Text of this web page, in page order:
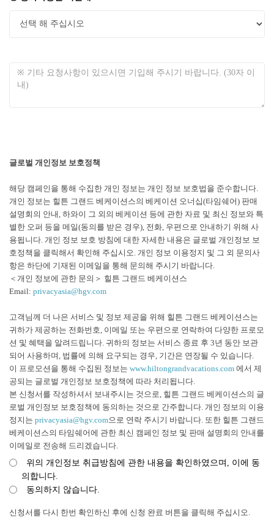
글로벌 개인정보 보호정책
해당 캠페인을 통해 수집한 개인 정보는 개인 정보 보호법을 준수합니다.
개인 정보는 힐튼 그랜드 베케이션스의 베케이션 오너십(타임쉐어) 판매
설명회의 안내, 하와이 그 외의 베케이션 등에 관한 자료 및 최신 정보와 특
별한 오퍼 등을 메일(동의를 받은 경우), 전화, 우편으로 안내하기 위해 사
용됩니다. 개인 정보 보호 방침에 대한 자세한 내용은 글로벌 개인정보 보
호정책을 클릭해서 확인해 주십시오. 개인 정보 이용정지 및 그 외 문의사
항은 하단에 기재된 이메일을 통해 문의해 주시기 바랍니다.
＜개인 정보에 관한 문의＞ 힐튼 그랜드 베케이션스
Email: privacyasia@hgv.com
고객님께 더 나은 서비스 및 정보 제공을 위해 힐튼 그랜드 베케이션스는
귀하가 제공하는 전화번호, 이메일 또는 우편으로 연락하여 다양한 프로모
션 및 혜택을 알려드립니다. 귀하의 정보는 서비스 종료 후 3년 동안 보관
되어 사용하며, 법률에 의해 요구되는 경우, 기간은 연장될 수 있습니다.
이 프로모션을 통해 수집된 정보는 www.hiltongrandvacations.com 에서 제
공되는 글로벌 개인정보 보호정책에 따라 처리됩니다.
본 신청서를 작성하셔서 보내주시는 것으로, 힐튼 그랜드 베케이션스의 글
로벌 개인정보 보호정책에 동의하는 것으로 간주합니다. 개인 정보의 이용
정지는 privacyasia@hgv.com으로 연락 주시기 바랍니다. 또한 힐튼 그랜드
베케이션스의 타임쉐어에 관한 최신 캠페인 정보 및 판매 설명회의 안내를
이메일로 전송해 드리겠습니다.
위의 개인정보 취급방침에 관한 내용을 확인하였으며, 이에 동
의합니다.
동의하지 않습니다.
신청서를 다시 한번 확인하신 후에 신청 완료 버튼을 클릭해 주십시오.